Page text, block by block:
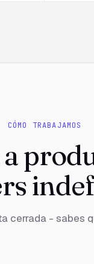
CÓMO TRABAJAMOS
cerrada - sabes